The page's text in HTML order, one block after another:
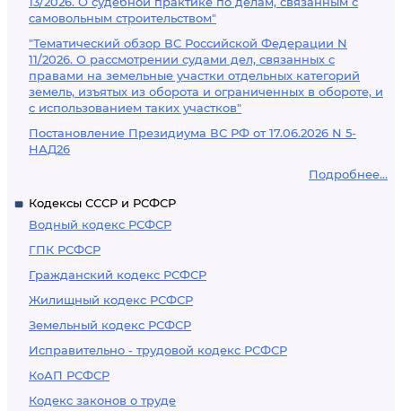
самовольным строительством"
"Тематический обзор ВС Российской Федерации N
11/2026. О рассмотрении судами дел, связанных с
правами на земельные участки отдельных категорий
земель, изъятых из оборота и ограниченных в обороте, и
с использованием таких участков"
Постановление Президиума ВС РФ от 17.06.2026 N 5-
НАД26
Подробнее...
Кодексы СССР и РСФСР
Водный кодекс РСФСР
ГПК РСФСР
Гражданский кодекс РСФСР
Жилищный кодекс РСФСР
Земельный кодекс РСФСР
Исправительно - трудовой кодекс РСФСР
КоАП РСФСР
Кодекс законов о труде